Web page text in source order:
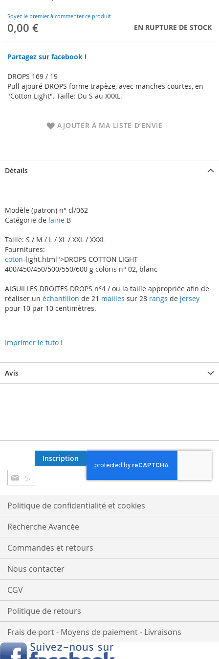
Soyez le premier à commenter ce produit
0,00 € EN RUPTURE DE STOCK
Partagez sur facebook !
DROPS 169 / 19
Pull ajouré DROPS forme trapèze, avec manches courtes, en
"Cotton Light". Taille: Du S au XXXL.
AJOUTER À MA LISTE D’ENVIE
beginning
of
the
gallery
Détails
Modèle (patron) n° cl/062
Catégorie de laine B
Taille: S / M / L / XL / XXL / XXXL
Fournitures:
coton-light.html">DROPS COTTON LIGHT
400/450/450/500/550/600 g coloris n° 02, blanc
AIGUILLES DROITES DROPS n°4 / ou la taille appropriée afin de
réaliser un échantillon de 21 mailles sur 28 rangs de jersey
pour 10 par 10 centimètres.
Imprimer le tuto !
Avis
Inscription
à
notre
lettre
d’information
:
Inscription
Politique de confidentialité et cookies
Recherche Avancée
Commandes et retours
Nous contacter
CGV
Politique de retours
Frais de port - Moyens de paiement - Livraisons